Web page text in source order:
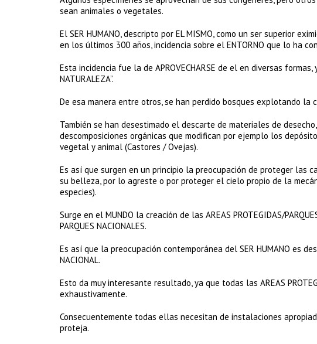
sean animales o vegetales.
El SER HUMANO, descripto por EL MISMO, como un ser superior
en los últimos 300 años, incidencia sobre el ENTORNO que lo ha
Esta incidencia fue la de APROVECHARSE de el en diversas
NATURALEZA”.
De esa manera entre otros, se han perdido bosques explotando la
También se han desestimado el descarte de materiales de
descomposiciones orgánicas que modifican por ejemplo los
vegetal y animal (Castores / Ovejas).
Es así que surgen en un principio la preocupación de proteger las
su belleza, por lo agreste o por proteger el cielo propio de la
especies).
Surge en el MUNDO la creación de las AREAS PROTEGIDAS/
PARQUES NACIONALES.
Es así que la preocupación contemporánea del SER HUMANO es
NACIONAL.
Esto da muy interesante resultado, ya que todas las AREAS
exhaustivamente.
Consecuentemente todas ellas necesitan de instalaciones
proteja.